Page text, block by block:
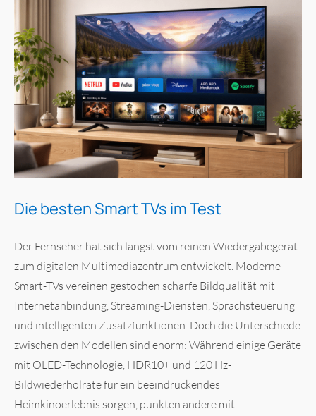
Die besten Smart TVs im Test
Der Fernseher hat sich längst vom reinen Wiedergabegerät
zum digitalen Multimediazentrum entwickelt. Moderne
Smart-TVs vereinen gestochen scharfe Bildqualität mit
Internetanbindung, Streaming-Diensten, Sprachsteuerung
und intelligenten Zusatzfunktionen. Doch die Unterschiede
zwischen den Modellen sind enorm: Während einige Geräte
mit OLED-Technologie, HDR10+ und 120 Hz-
Bildwiederholrate für ein beeindruckendes
Heimkinoerlebnis sorgen, punkten andere mit